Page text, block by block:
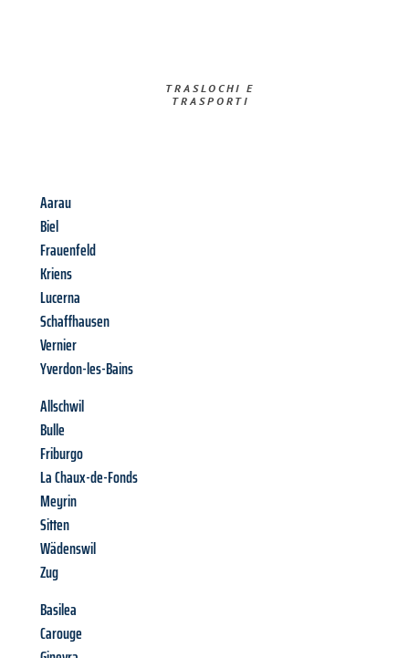
TRASLOCHI E
TRASPORTI​
Aarau
Biel
Frauenfeld
Kriens
Lucerna
Schaffhausen
Vernier
Yverdon-les-Bains
Allschwil
Bulle
Friburgo
La Chaux-de-Fonds
Meyrin
Sitten
Wädenswil
Zug
Basilea
Carouge